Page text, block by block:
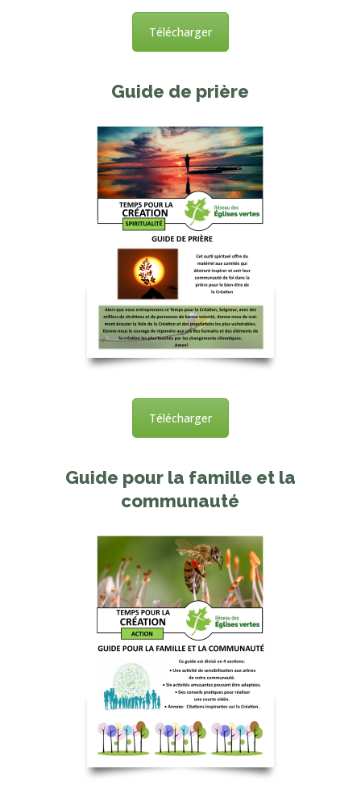
Télécharger
Guide de prière
Télécharger
Guide pour la famille et la
communauté